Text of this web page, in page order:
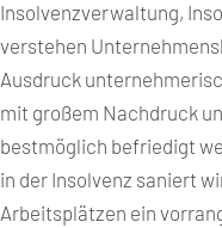
Insolvenzverwaltung,
verstehen
Ausdruck
mit großem Nachdruck
bestmöglich befriedigt
in der Insolvenz saniert
Arbeitsplätzen ein